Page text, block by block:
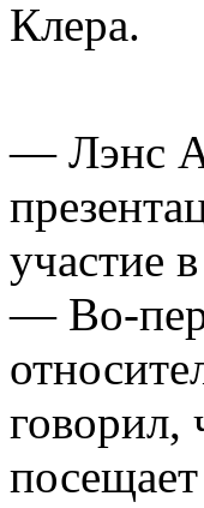
Клера.
— Лэнс
участие
— Во-
говорил,